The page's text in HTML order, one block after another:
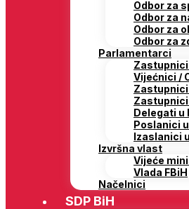
Odbor za
Odbor za
Odbor za
Odbor za
Parlamentarci
Vijećnici /
Zastupnici
Zastupnici
Delegati u
Poslanici u
Izaslanici
Izvršna vlast
Vijeće
Vlada FBiH
Načelnici
SDP BiH